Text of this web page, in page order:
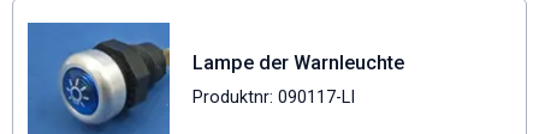
Lampe der Warnleuchte
Produktnr: 090117-LI